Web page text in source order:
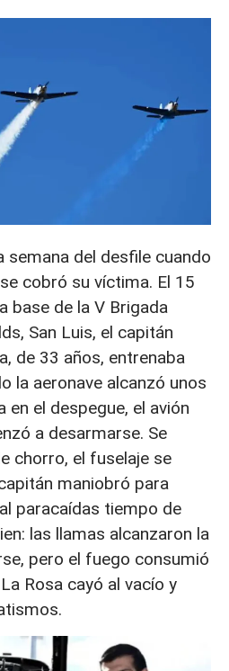
semana del desfile cuando
cobró su víctima. El 15
base de la V Brigada
San Luis, el capitán
de 33 años, entrenaba
la aeronave alcanzó unos
el despegue, el avión
a desarmarse. Se
chorro, el fuselaje se
maniobró para
paracaídas tiempo de
las llamas alcanzaron la
pero el fuego consumió
Rosa cayó al vacío y